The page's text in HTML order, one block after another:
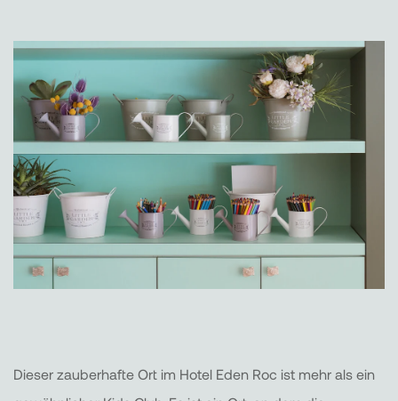
Dieser zauberhafte Ort im Hotel Eden Roc ist mehr als ein